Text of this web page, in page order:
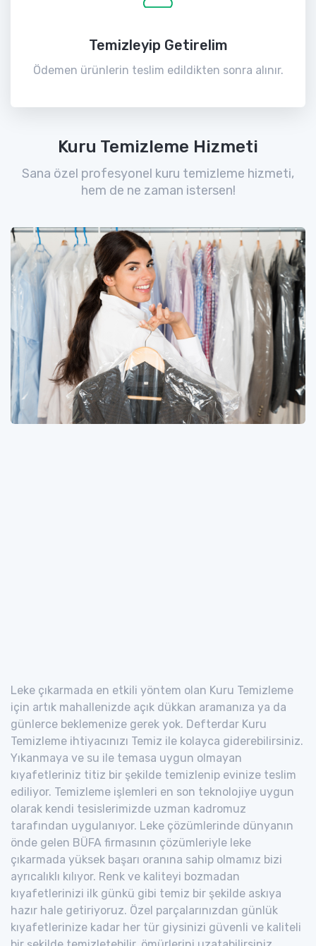
Temizleyip Getirelim
Ödemen ürünlerin teslim edildikten sonra alınır.
Kuru Temizleme Hizmeti
Sana özel profesyonel kuru temizleme hizmeti,
hem de ne zaman istersen!
Leke çıkarmada en etkili yöntem olan Kuru Temizleme
için artık mahallenizde açık dükkan aramanıza ya da
günlerce beklemenize gerek yok. Defterdar Kuru
Temizleme ihtiyacınızı Temiz ile kolayca giderebilirsiniz.
Yıkanmaya ve su ile temasa uygun olmayan
kıyafetleriniz titiz bir şekilde temizlenip evinize teslim
ediliyor. Temizleme işlemleri en son teknolojiye uygun
olarak kendi tesislerimizde uzman kadromuz
tarafından uygulanıyor. Leke çözümlerinde dünyanın
önde gelen BÜFA firmasının çözümleriyle leke
çıkarmada yüksek başarı oranına sahip olmamız bizi
ayrıcalıklı kılıyor. Renk ve kaliteyi bozmadan
kıyafetlerinizi ilk günkü gibi temiz bir şekilde askıya
hazır hale getiriyoruz. Özel parçalarınızdan günlük
kıyafetlerinize kadar her tür giysinizi güvenli ve kaliteli